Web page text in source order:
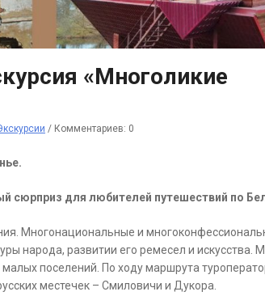
«Многоликие
/ Комментариев: 0
сюрприз для любителей путешествий по
Многонациональные и
на­ро­да, развитии его ре­ме­сел и ис­кус­ства.
по­се­ле­ний. По ходу маршрута
местечек – Смиловичи и Дукора.